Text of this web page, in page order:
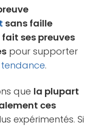
sans faille
ses preuves
pour supporter
tendance.
que la plupart
ces
expérimentés. Si